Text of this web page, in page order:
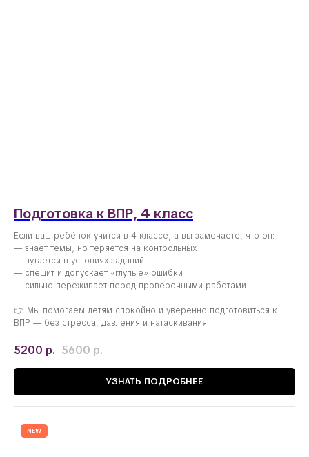
Подготовка к ВПР, 4 класс
Если ваш ребёнок учится в 4 классе, а вы замечаете, что он:
— знает темы, но теряется на контрольных
— путается в условиях заданий
— спешит и допускает «глупые» ошибки
— сильно переживает перед проверочными работами
👉 Мы помогаем детям спокойно и уверенно подготовиться к
ВПР — без стресса, давления и натаскивания.
5200 р. 5600р.
УЗНАТЬ ПОДРОБНЕЕ
NEW